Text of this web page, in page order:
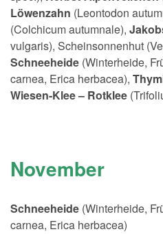
Löwenzahn (Leontodon
(Colchicum autumnale),
vulgaris), Scheinsonnenhut
Schneeheide (Winterheide,
carnea, Erica herbacea),
Wiesen-Klee – Rotklee
November
Schneeheide (Winterheide,
carnea, Erica herbacea)